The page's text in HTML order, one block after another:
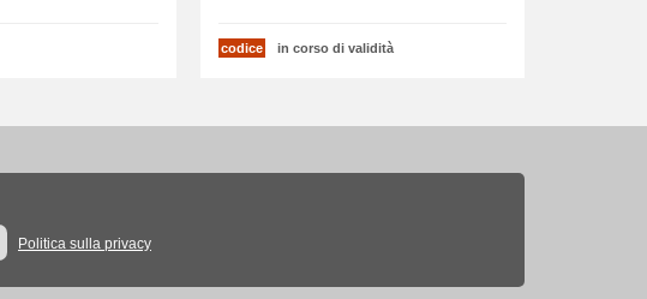
codice in corso di validità
Politica sulla privacy